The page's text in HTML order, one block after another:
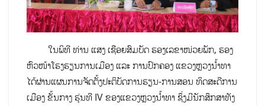
ໃນພິທີ ທ່ານ ແສງ ເຊືອຍສົມບັດ ຮອງເລຂາໜ່ວຍພັກ, ຮອງ
ຫົວໜ້າໂຮງຮຽນການເມືອງ ແລະ ການປົກຄອງ ແຂວງຫຼວງນໍ້າທາ​
ໄດ້ຜ່ານ​ແຜນການຈັດຕັ້ງປະຕິບັດການ​​ຮຽນ​-ການສອນ ທິດ​ສະ​ດີກາ​ນ​
ເມືອງ ຂັ້ນກາງ ຮຸ່ນທີ IV ຂອງແຂວງຫຼວງນໍ້າທາ​ ຊຶ່ງມີນັກສຶກສາທັງ